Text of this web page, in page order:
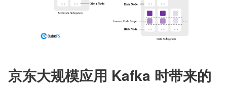
京东大规模应用 Kafka 时带来的